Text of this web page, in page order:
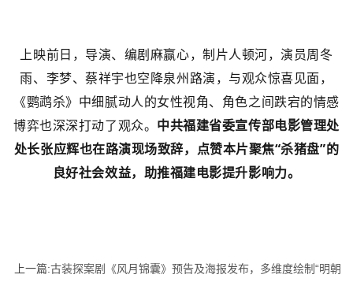
上映前日，导演、编剧麻赢心，制片人顿河，演员周冬
雨、李梦、蔡祥宇也空降泉州路演，与观众惊喜见面，
《鹦鹉杀》中细腻动人的女性视角、角色之间跌宕的情感
博弈也深深打动了观众。 中共福建省委宣传部电影管理处
处长张应辉也在路演现场致辞，点赞本片聚焦“杀猪盘”的
良好社会效益，助推福建电影提升影响力。
上一篇:古装探案剧《风月锦囊》预告及海报发布，多维度绘制“明朝